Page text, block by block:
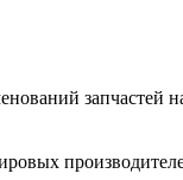
запчастей